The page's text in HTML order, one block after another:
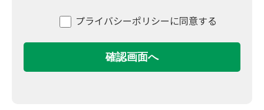
プライバシーポリシーに同意する